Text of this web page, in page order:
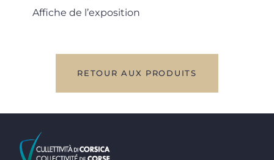
Affiche de l’exposition
RETOUR AUX PRODUITS